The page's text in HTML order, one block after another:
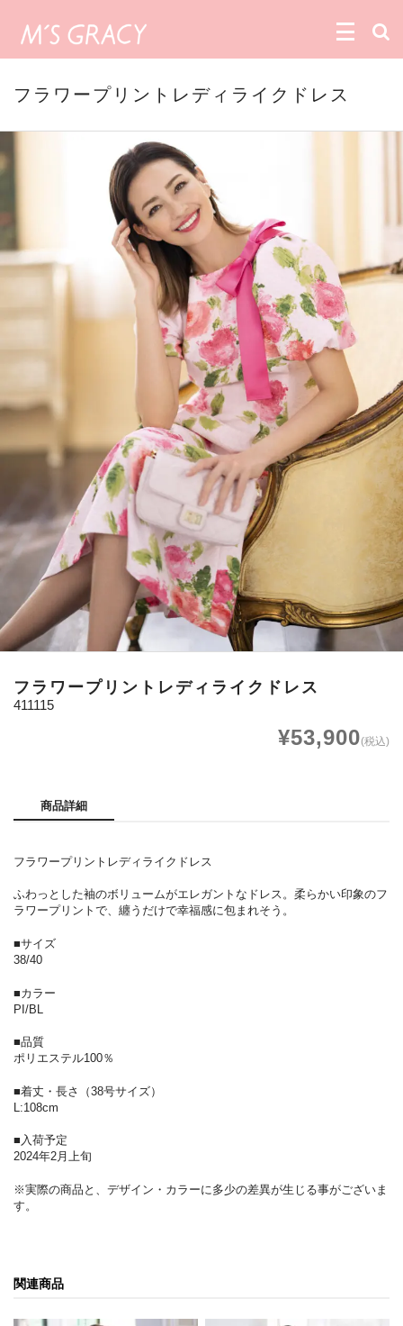
フラワープリントレディライクドレス
フラワープリントレディライクドレス
411115
¥53,900(税込)
商品詳細
フラワープリントレディライクドレス
ふわっとした袖のボリュームがエレガントなドレス。柔らかい印象のフ
ラワープリントで、纏うだけで幸福感に包まれそう。
■サイズ
38/40
■カラー
PI/BL
■品質
ポリエステル100％
■着丈・長さ（38号サイズ）
L:108cm
■入荷予定
2024年2月上旬
※実際の商品と、デザイン・カラーに多少の差異が生じる事がございま
す。
関連商品